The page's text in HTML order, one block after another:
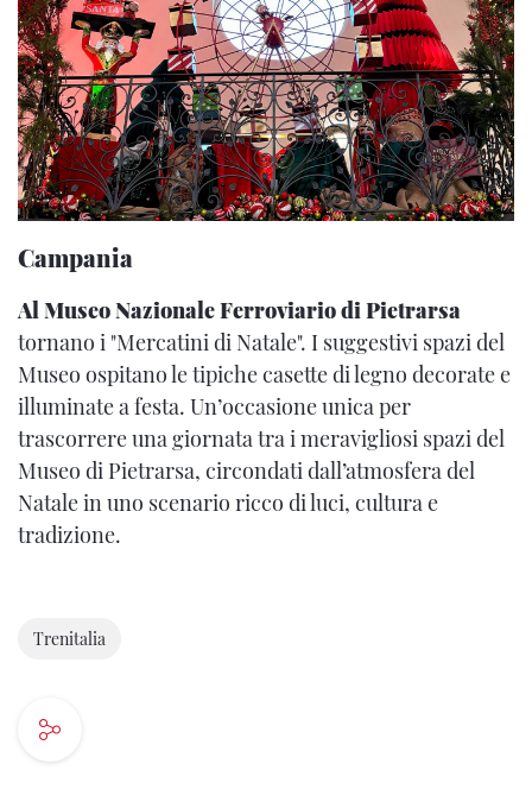
Campania
Al Museo Nazionale Ferroviario di Pietrarsa
tornano i "Mercatini di Natale". I suggestivi spazi del
Museo ospitano le tipiche casette di legno decorate e
illuminate a festa. Un’occasione unica per
trascorrere una giornata tra i meravigliosi spazi del
Museo di Pietrarsa, circondati dall’atmosfera del
Natale in uno scenario ricco di luci, cultura e
tradizione.
Trenitalia